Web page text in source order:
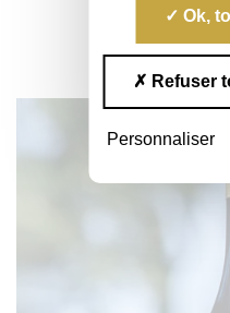
Ok,
Refuser
Personnaliser